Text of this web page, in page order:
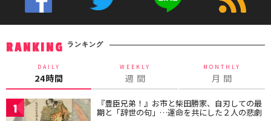
RANKING ランキング
DAILY
24時間
WEEKLY
週 間
MONTHLY
月 間
1 『豊臣兄弟！』お市と柴田勝家、自刃しての最
期と「辞世の句」…運命を共にした２人の悲劇